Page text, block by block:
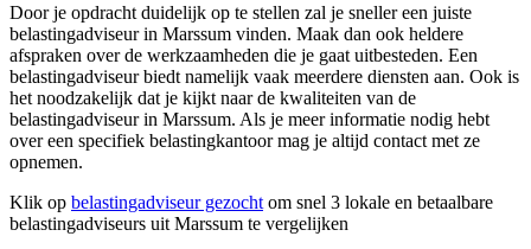
Door je opdracht duidelijk op te stellen zal je sneller een juiste
belastingadviseur in Marssum vinden. Maak dan ook heldere
afspraken over de werkzaamheden die je gaat uitbesteden. Een
belastingadviseur biedt namelijk vaak meerdere diensten aan. Ook is
het noodzakelijk dat je kijkt naar de kwaliteiten van de
belastingadviseur in Marssum. Als je meer informatie nodig hebt
over een specifiek belastingkantoor mag je altijd contact met ze
opnemen.
Klik op belastingadviseur gezocht om snel 3 lokale en betaalbare
belastingadviseurs uit Marssum te vergelijken